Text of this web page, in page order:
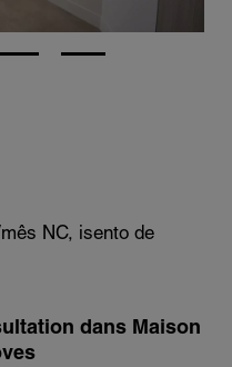
NC, isento de
dans Maison